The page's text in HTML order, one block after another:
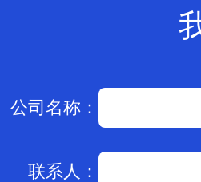
公司名称：
联系人：